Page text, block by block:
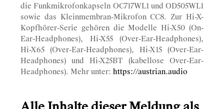
die Funkmikrofonkapseln OC717WL1 und OD505WL1
sowie das Kleinmembran-Mikrofon CC8. Zur Hi-X-
Kopfhörer-Serie gehören die Modelle Hi-X50 (On-
Ear-Headphones), Hi-X55 (Over-Ear-Headphones),
Hi-X65 (Over-Ear-Headphones), Hi-X15 (Over-Ear-
Headphones) und Hi-X25BT (kabellose Over-Ear-
Headphones). Mehr unter: https://austrian.audio